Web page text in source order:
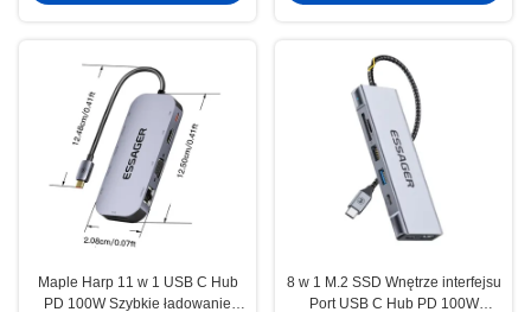
Maple Harp 11 w 1 USB C Hub
PD 100W Szybkie ładowanie
8 w 1 M.2 SSD Wnętrze interfejsu
Port USB C Hub PD 100W